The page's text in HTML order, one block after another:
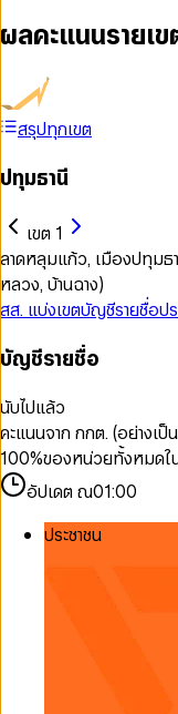
ผลคะแนนรายเข
สรุปทุกเขต
ปทุมธานี
เขต 1
ลาดหลุมแก้ว, เมืองปทุมธา
หลวง, บ้านฉาง)
สส. แบ่งเขตบัญชีรายชื่อป
บัญชีรายชื่อ
นับไปแล้ว
คะแนนจาก กกต. (อย่างเป็
100%ของหน่วยทั้งหมดใ
อัปเดต ณ01:00
ประชาชน